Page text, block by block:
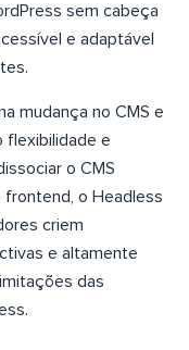
sem cabeça
e adaptável
mudança no CMS e
flexibilidade e
o CMS
frontend, o Headless
criem
e altamente
das